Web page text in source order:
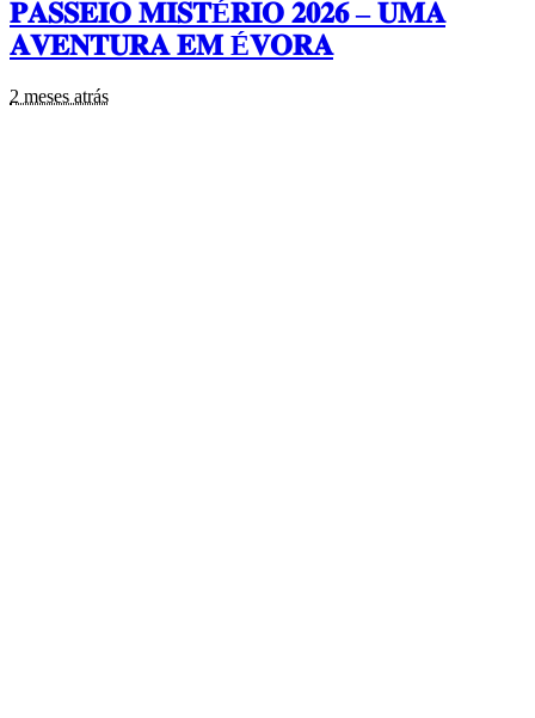
𝐏𝐀𝐒𝐒𝐄𝐈𝐎 𝐌𝐈𝐒𝐓É𝐑𝐈𝐎 𝟐𝟎𝟐𝟔 – 𝐔𝐌𝐀
𝐀𝐕𝐄𝐍𝐓𝐔𝐑𝐀 𝐄𝐌 É𝐕𝐎𝐑𝐀
2 meses atrás